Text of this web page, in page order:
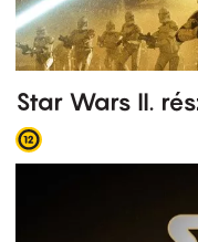
Star Wars II.